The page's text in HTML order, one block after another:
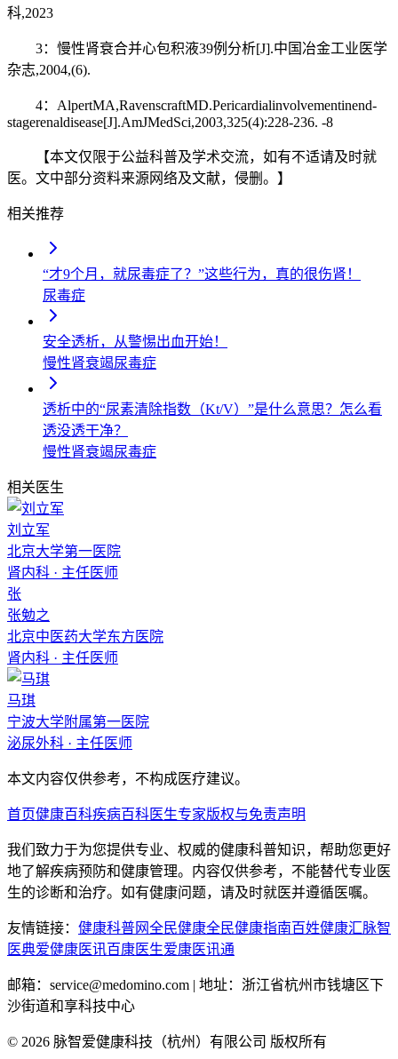
科,2023
3：慢性肾衰合并心包积液39例分析[J].中国冶金工业医学
杂志,2004,(6).
4：AlpertMA,RavenscraftMD.Pericardialinvolvementinend-
stagerenaldisease[J].AmJMedSci,2003,325(4):228-236. -8
【本文仅限于公益科普及学术交流，如有不适请及时就
医。文中部分资料来源网络及文献，侵删。】
相关推荐
“才9个月，就尿毒症了？”这些行为，真的很伤肾！
尿毒症
安全透析，从警惕出血开始！
慢性肾衰竭尿毒症
透析中的“尿素清除指数（Kt/V）”是什么意思？怎么看
透没透干净？
慢性肾衰竭尿毒症
相关医生
刘立军
北京大学第一医院
肾内科 · 主任医师
张
张勉之
北京中医药大学东方医院
肾内科 · 主任医师
马琪
宁波大学附属第一医院
泌尿外科 · 主任医师
本文内容仅供参考，不构成医疗建议。
首页健康百科疾病百科医生专家版权与免责声明
我们致力于为您提供专业、权威的健康科普知识，帮助您更好
地了解疾病预防和健康管理。内容仅供参考，不能替代专业医
生的诊断和治疗。如有健康问题，请及时就医并遵循医嘱。
友情链接： 健康科普网全民健康全民健康指南百姓健康汇脉智
医典爱健康医讯百康医生爱康医讯通
邮箱：service@medomino.com | 地址：浙江省杭州市钱塘区下
沙街道和享科技中心
© 2026 脉智爱健康科技（杭州）有限公司 版权所有